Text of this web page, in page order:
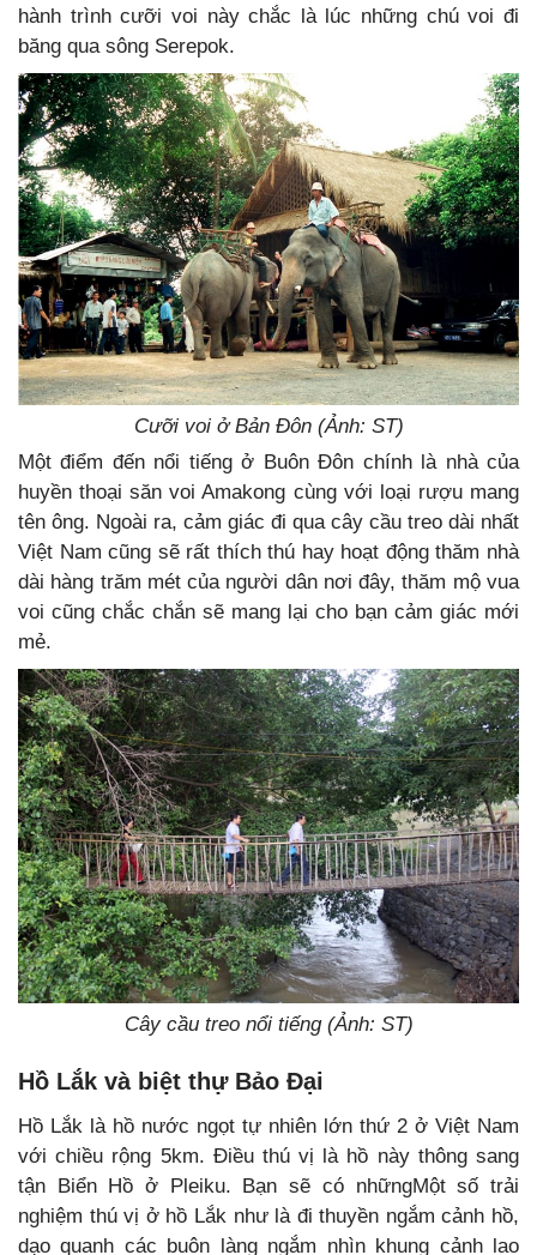
hành trình cưỡi voi này chắc là lúc những chú voi đi
băng qua sông Serepok.
Cưỡi voi ở Bản Đôn (Ảnh: ST)
Một điểm đến nổi tiếng ở Buôn Đôn chính là nhà của
huyền thoại săn voi Amakong cùng với loại rượu mang
tên ông. Ngoài ra, cảm giác đi qua cây cầu treo dài nhất
Việt Nam cũng sẽ rất thích thú hay hoạt động thăm nhà
dài hàng trăm mét của người dân nơi đây, thăm mộ vua
voi cũng chắc chắn sẽ mang lại cho bạn cảm giác mới
mẻ.
Cây cầu treo nổi tiếng (Ảnh: ST)
Hồ Lắk và biệt thự Bảo Đại
Hồ Lắk là hồ nước ngọt tự nhiên lớn thứ 2 ở Việt Nam
với chiều rộng 5km. Điều thú vị là hồ này thông sang
tận Biển Hồ ở Pleiku. Bạn sẽ có nhữngMột số trải
nghiệm thú vị ở hồ Lắk như là đi thuyền ngắm cảnh hồ,
dạo quanh các buôn làng ngắm nhìn khung cảnh lao